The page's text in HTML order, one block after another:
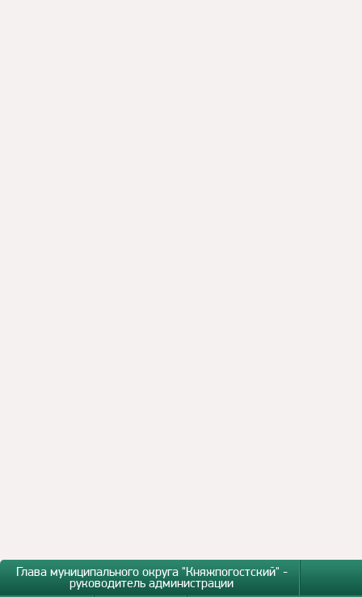
Глава муниципального округа "Княжпогостский" -
руководитель администрации